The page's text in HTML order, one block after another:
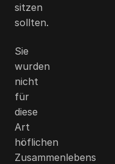
sitzen
sollten.
Sie
wurden
nicht
für
diese
Art
höflichen
Zusammenlebens